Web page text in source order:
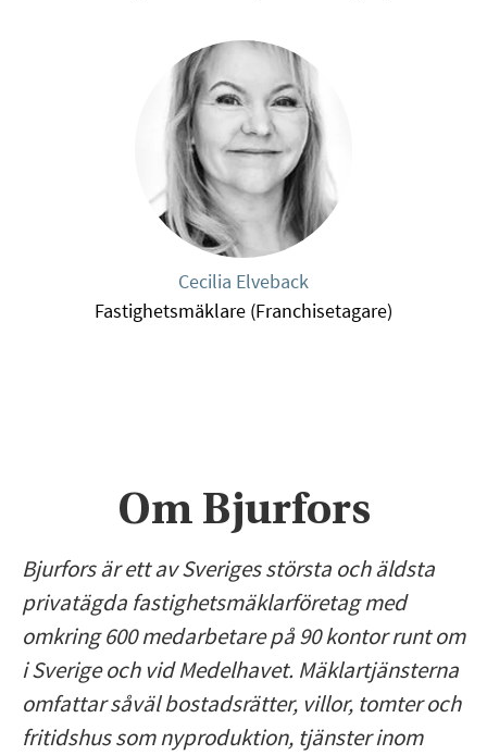
Cecilia Elveback
Fastighetsmäklare (Franchisetagare)
Om Bjurfors
Bjurfors är ett av Sveriges största och äldsta
privatägda fastighetsmäklarföretag med
omkring 600 medarbetare på 90 kontor runt om
i Sverige och vid Medelhavet. Mäklartjänsterna
omfattar såväl bostadsrätter, villor, tomter och
fritidshus som nyproduktion, tjänster inom